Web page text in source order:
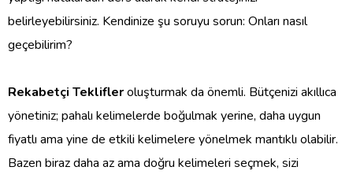
belirleyebilirsiniz. Kendinize şu soruyu sorun: Onları nasıl
geçebilirim?
Rekabetçi Teklifleroluşturmak da önemli. Bütçenizi akıllıca
yönetiniz; pahalı kelimelerde boğulmak yerine, daha uygun
fiyatlı ama yine de etkili kelimelere yönelmek mantıklı olabilir.
Bazen biraz daha az ama doğru kelimeleri seçmek, sizi